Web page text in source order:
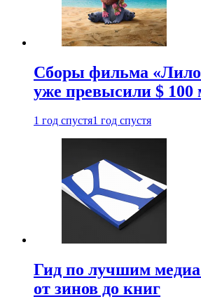
Сборы фильма
уже превысили $ 100
1 год спустя1 год спустя
Гид по лучшим
от зинов до книг